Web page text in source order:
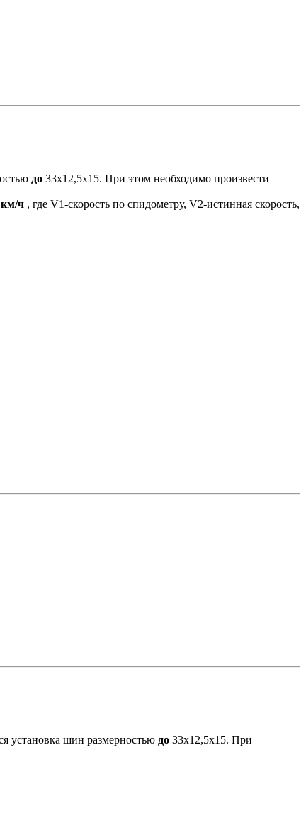
до 33х12,5х15. При этом необходимо произвести
км/ч , где V1-скорость по спидометру, V2-истинная скорость,
установка шин размерностью до 33х12,5х15. При